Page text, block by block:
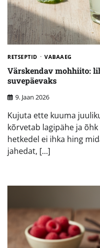
RETSEPTID VABAAEG
Värskendav mohhiito:
suvepäevaks
9. Jaan 2026
Kujuta ette kuuma
kõrvetab lagipähe ja
hetkedel ei ihka hing
jahedat, […]